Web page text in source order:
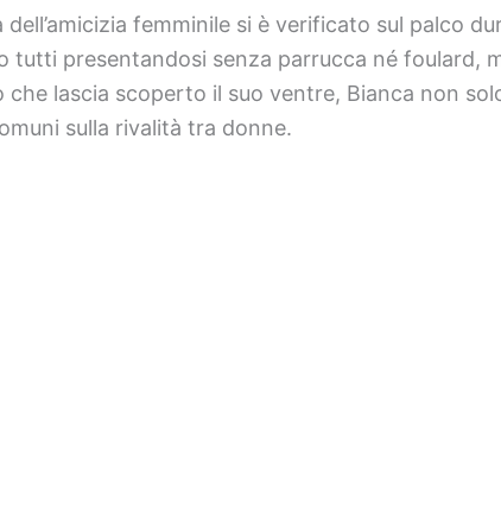
femminile si è verificato sul palco
tutti presentandosi senza parrucca né foulard,
che lascia scoperto il suo ventre, Bianca non
sulla rivalità tra donne.